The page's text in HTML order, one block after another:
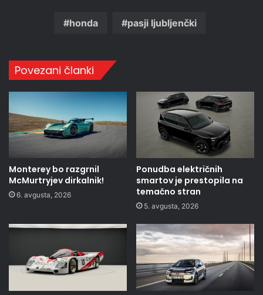
honda pasji ljubljenčki
Povezani članki
Monterey bo razgrnil
McMurtryjev dirkalnik!
6. avgusta, 2026
Ponudba električnih
smartov je prestopila na
temačno stran
5. avgusta, 2026